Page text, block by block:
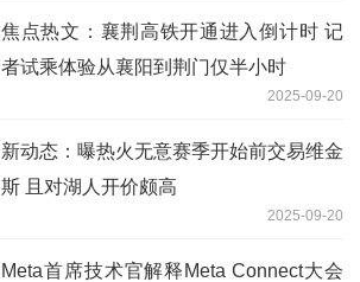
焦点热文：襄荆高铁开通进入倒计时 记
者试乘体验从襄阳到荆门仅半小时
2025-09-20
新动态：曝热火无意赛季开始前交易维金
斯 且对湖人开价颇高
2025-09-20
Meta首席技术官解释Meta Connect大会